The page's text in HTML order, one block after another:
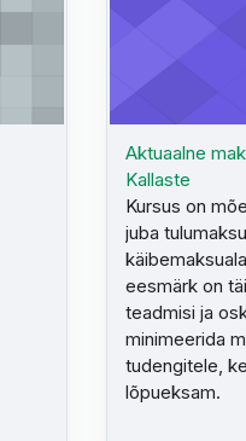
Aktuaalne
Kallaste
Kursus on
juba
eesmärk on
teadmisi ja
minimeerida
tudengitele,
lõpueksam.